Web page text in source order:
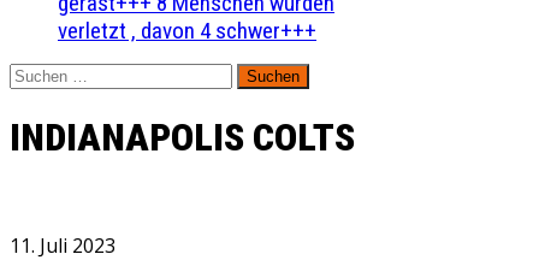
verletzt , davon 4 schwer+++
Suchen
nach:
INDIANAPOLIS COLTS
11. Juli 2023